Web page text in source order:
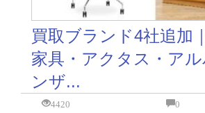
買取ブランド4社追加
家具・アクタス・アル
ンザ...
4420 0